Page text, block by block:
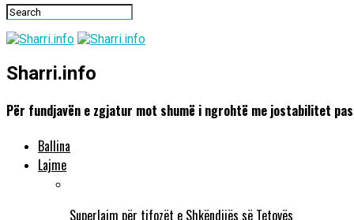
Sharri.info
Për fundjavën e zgjatur mot shumë i ngrohtë me jostabilitet
Ballina
Lajme
Superlajm për tifozët e Shkëndijës së Tetovës